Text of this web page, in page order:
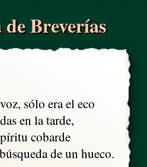
Breverías
sólo era el eco
en la tarde,
cobarde
de un hueco.